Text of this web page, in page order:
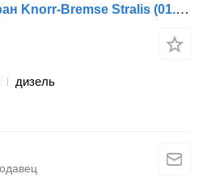
Главный тормозной кран Knorr-Bremse Stralis (01.02-) K000661 SV1491 для тягача IVECO Stralis, Trakker (2002-)
дизель